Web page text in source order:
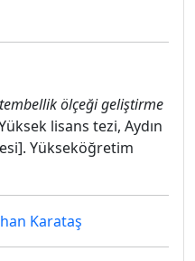
ölçeği geliştirme
lisans tezi, Aydın
Yükseköğretim
Karataş